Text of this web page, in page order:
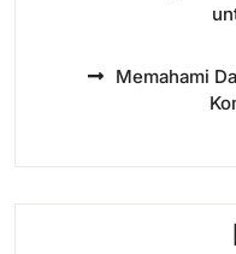
Memahami